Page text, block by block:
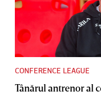
CONFERENCE LEAGUE
Tânărul antrenor al